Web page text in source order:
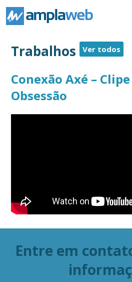
Trabalhos Ver todos
Conexão Axé –
Obsessão
Entre em